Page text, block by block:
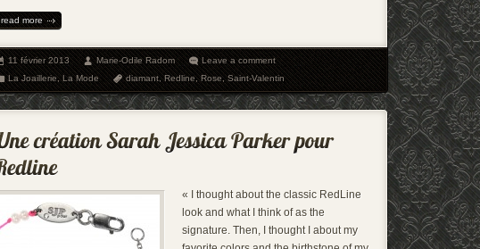
read more
11 février 2013 Marie-Odile Radom
Leave a comment
La Joaillerie,La Mode diamant,Redline,Rose,Saint-Valentin
« I thought about the classic RedLine
look and what I think of as the
signature. Then, I thought I about my